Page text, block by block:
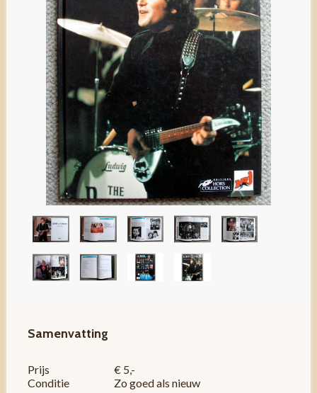
Samenvatting
Prijs
€ 5,-
Conditie
Zo goed als nieuw